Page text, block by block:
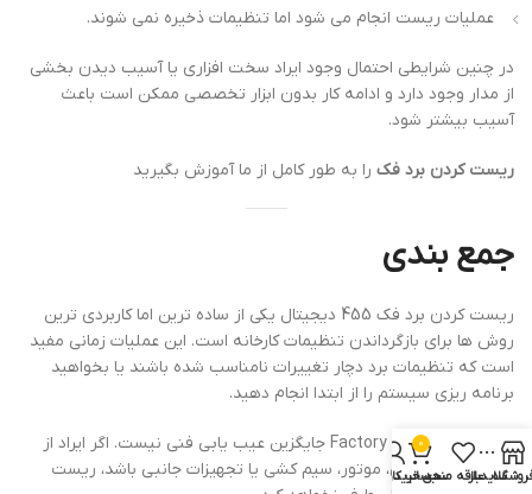
عملیات ریست انجام می شود اما تنظیمات ذخیره نمی شوند.
در چنین شرایطی احتمال وجود ایراد سخت افزاری یا آسیب دیدن بخشی
از مدار وجود دارد و ادامه کار بدون ابزار تخصصی ممکن است باعث
آسیب بیشتر شود.
ریست کردن برد فک را به طور کامل از ما آموزش بگیرید
جمع بندی
ریست کردن برد فک 455 دیجیتال یکی از ساده ترین اما کاربردی ترین
روش ها برای بازگرداندن تنظیمات کارخانه است. این عملیات زمانی مفید
است که تنظیمات برد دچار تغییرات نامناسب شده باشند یا بخواهید
برنامه ریزی سیستم را از ابتدا انجام دهید.
با این حال، Factory Reset جایگزین عیب یابی فنی نیست. اگر ایراد از
قطعات الکترونیکی، موتور، سیم کشی یا تجهیزات جانبی باشد، ریست
سایدبارعلاقه مندی
0
سبد خرید
حساب کاربری من